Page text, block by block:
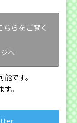
らをご覧く
へ
です。
。